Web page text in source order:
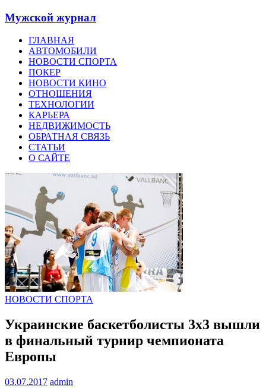
Мужской журнал
ГЛАВНАЯ
АВТОМОБИЛИ
НОВОСТИ СПОРТА
ПОКЕР
НОВОСТИ КИНО
ОТНОШЕНИЯ
ТЕХНОЛОГИИ
КАРЬЕРА
НЕДВИЖИМОСТЬ
ОБРАТНАЯ СВЯЗЬ
СТАТЬИ
О САЙТЕ
НОВОСТИ СПОРТА
Украинские баскетболисты 3х3 вышли
в финальный турнир чемпионата
Европы
03.07.2017 admin